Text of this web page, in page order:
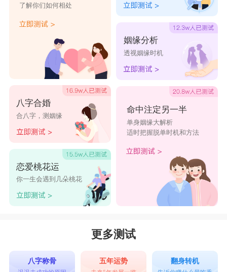
了解你们如何相处
八字合婚
合八字，测姻缘
恋爱桃花运
你一生会遇到几朵桃花
姻缘分析
透视姻缘时机
命中注定另一半
单身姻缘大解析
适时把握脱单时机和方法
更多测试
八字称骨 五年运势 翻身转机